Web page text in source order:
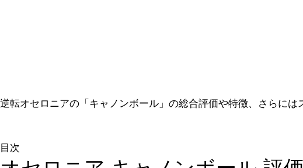
逆転オセロニアの「キャノンボール」の総合評価や特徴、さらに
目次